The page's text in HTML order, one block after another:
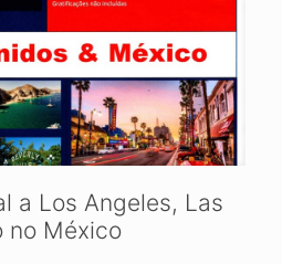
a Los Angeles, Las
no México